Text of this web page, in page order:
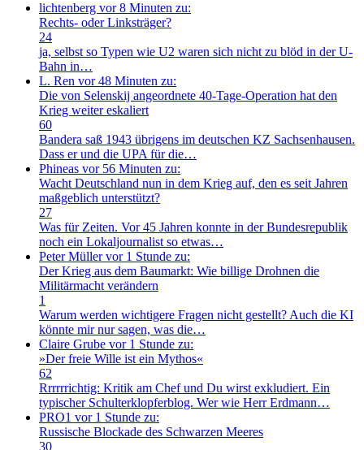
lichtenberg vor 8 Minuten zu:
Rechts- oder Linksträger?
24
ja, selbst so Typen wie U2 waren sich nicht zu blöd in der U-
Bahn in…
L. Ren vor 48 Minuten zu:
Die von Selenskij angeordnete 40-Tage-Operation hat den
Krieg weiter eskaliert
60
Bandera saß 1943 übrigens im deutschen KZ Sachsenhausen.
Dass er und die UPA für die…
Phineas vor 56 Minuten zu:
Wacht Deutschland nun in dem Krieg auf, den es seit Jahren
maßgeblich unterstützt?
27
Was für Zeiten. Vor 45 Jahren konnte in der Bundesrepublik
noch ein Lokaljournalist so etwas…
Peter Müllervor 1 Stunde zu:
Der Krieg aus dem Baumarkt: Wie billige Drohnen die
Militärmacht verändern
1
Warum werden wichtigere Fragen nicht gestellt? Auch die KI
könnte mir nur sagen, was die…
Claire Grube vor 1 Stunde zu:
»Der freie Wille ist ein Mythos«
62
Rrrrrrichtig: Kritik am Chef und Du wirst exkludiert. Ein
typischer Schulterklopferblog. Wer wie Herr Erdmann…
PRO1 vor 1 Stunde zu:
Russische Blockade des Schwarzen Meeres
30